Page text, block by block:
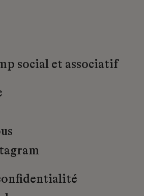
social et associatif